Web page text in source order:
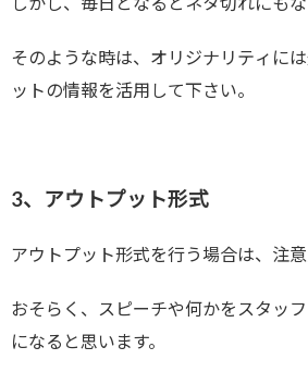
そのような時は、オリジナリティに
ットの情報を活用して下さい。
3、アウトプット形式
アウトプット形式を行う場合は、注意
おそらく、スピーチや何かをスタッ
になると思います。